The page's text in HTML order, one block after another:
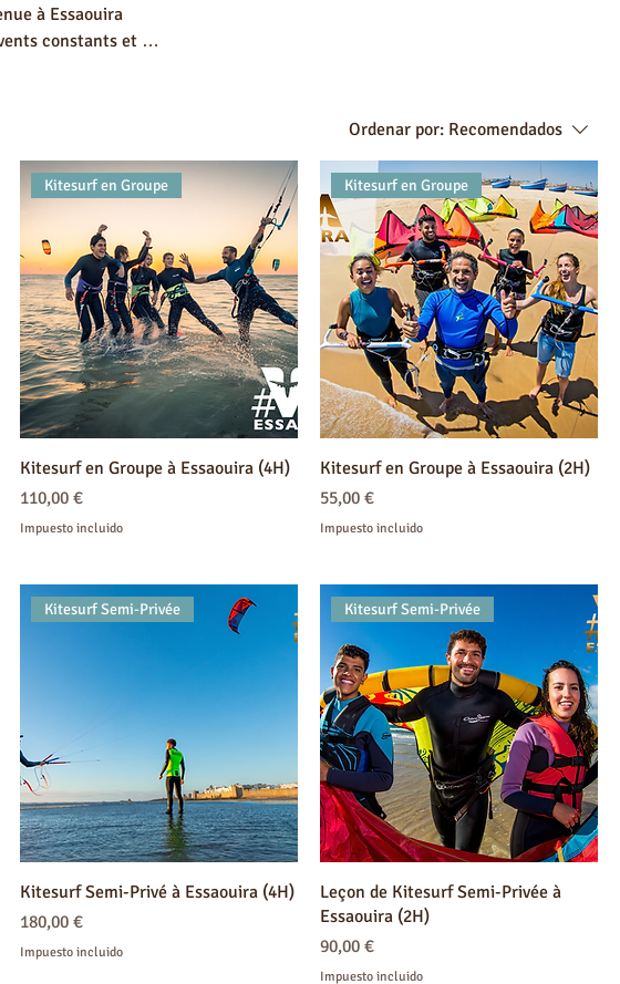
à Essaouira
constants et sa
Ordenar por: Recomendados
Kitesurf en Groupe
Kitesurf en Groupe à Essaouira (4H)
Precio
110,00 €
Impuesto incluido
Kitesurf en Groupe
Kitesurf en Groupe à Essaouira (2H)
Precio
55,00 €
Impuesto incluido
Kitesurf Semi-Privée
Kitesurf Semi-Privé à Essaouira (4H)
Precio
180,00 €
Impuesto incluido
Kitesurf Semi-Privée
Leçon de Kitesurf Semi-Privée à
Essaouira (2H)
Precio
90,00 €
Impuesto incluido